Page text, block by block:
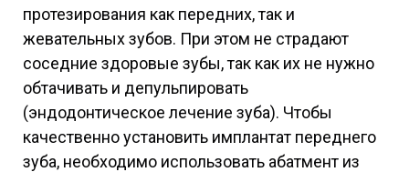
протезирования как передних, так и
жевательных зубов. При этом не страдают
соседние здоровые зубы, так как их не нужно
обтачивать и депульпировать
(эндодонтическое лечение зуба). Чтобы
качественно установить имплантат переднего
зуба, необходимо использовать абатмент из